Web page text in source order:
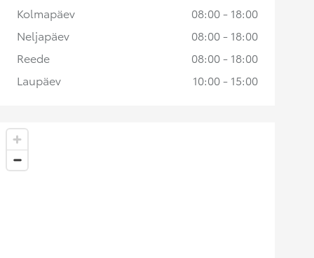
Kolmapäev
08:00 - 18:00
Neljapäev
08:00 - 18:00
Reede
08:00 - 18:00
Laupäev
10:00 - 15:00